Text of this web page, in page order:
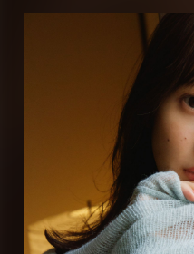
会員登録 ログイ